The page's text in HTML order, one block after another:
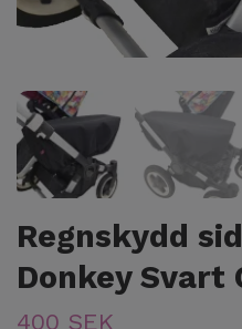
Regnskydd
Donkey Svart
400 SEK